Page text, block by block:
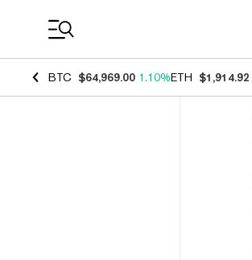
BTC $64,969.00 1.10%ETH $1,914.92